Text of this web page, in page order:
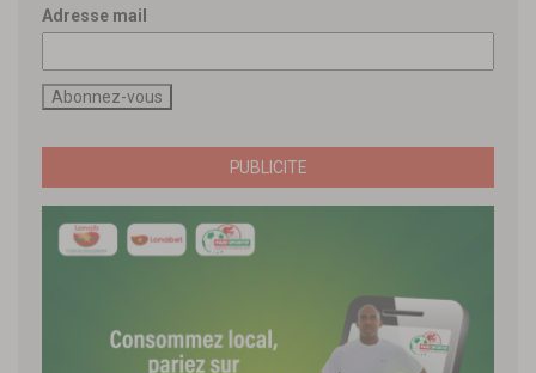
Adresse mail
PUBLICITE